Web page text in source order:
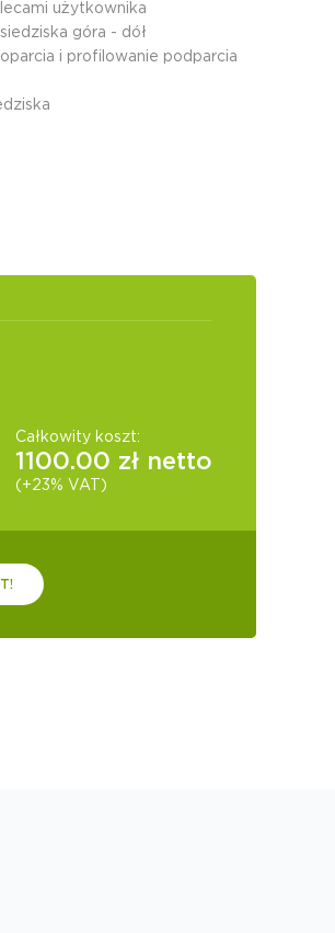
użytkownika
góra - dół
i profilowanie podparcia
Całkowity koszt:
1100.00 zł netto
(+23% VAT)